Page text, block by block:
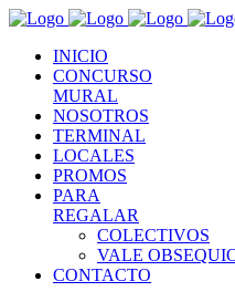
INICIO
CONCURSO
MURAL
NOSOTROS
TERMINAL
LOCALES
PROMOS
PARA
REGALAR
COLECTIVOS
VALE
CONTACTO